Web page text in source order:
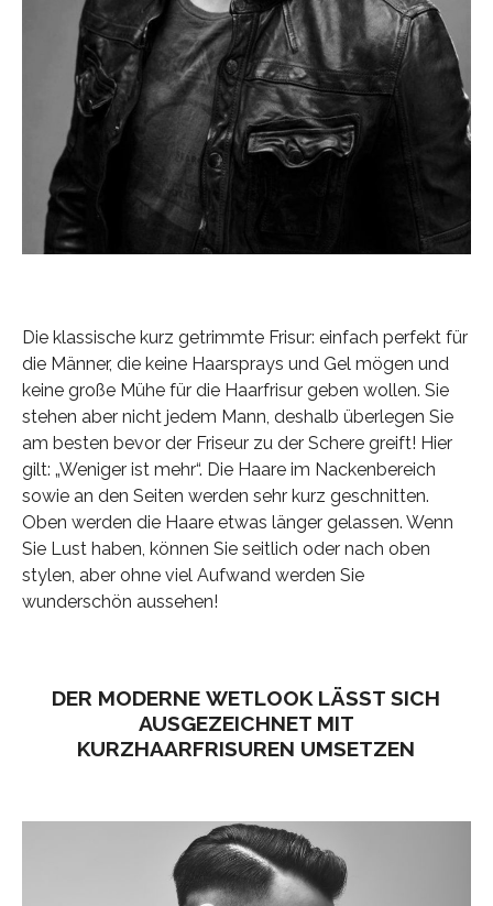
Die klassische kurz getrimmte Frisur: einfach perfekt für
die Männer, die keine Haarsprays und Gel mögen und
keine große Mühe für die Haarfrisur geben wollen. Sie
stehen aber nicht jedem Mann, deshalb überlegen Sie
am besten bevor der Friseur zu der Schere greift! Hier
gilt: „Weniger ist mehr“. Die Haare im Nackenbereich
sowie an den Seiten werden sehr kurz geschnitten.
Oben werden die Haare etwas länger gelassen. Wenn
Sie Lust haben, können Sie seitlich oder nach oben
stylen, aber ohne viel Aufwand werden Sie
wunderschön aussehen!
DER MODERNE WETLOOK LÄSST SICH
AUSGEZEICHNET MIT
KURZHAARFRISUREN UMSETZEN